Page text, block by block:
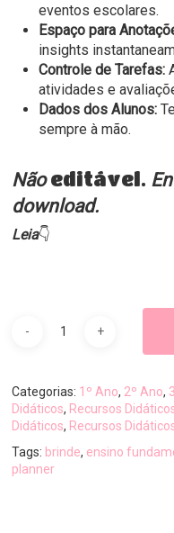
eventos escolares.
Espaço para
insights
Controle de Tarefas:
atividades e
Dados dos Alunos:
sempre à mão.
Nãoeditável.
download.
Leia👇
Categorias: 1º Ano, 2º Ano,
Didáticos, Recursos
Didáticos, Recursos
Tags: brinde, ensino
planner